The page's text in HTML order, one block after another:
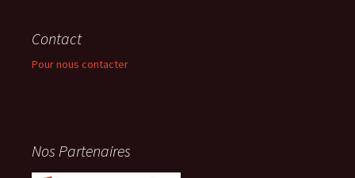
Contact
Pour nous contacter
Nos Partenaires